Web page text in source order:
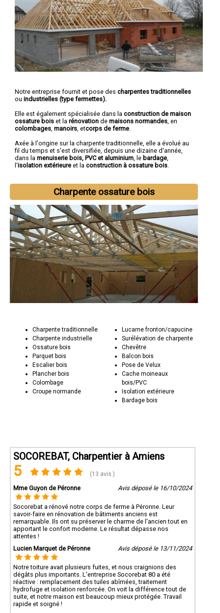
Notre entreprise fournit et pose des charpentes traditionnelles
ou industrielles (type fermettes).
Elle est également spécialisée dans la construction de maison
ossature bois et la rénovation de maisons normandes , en
colombages manoirs , etcorps de ferme
Axée à l'origine sur la charpente traditionnelle, elle a évolué au
fil du temps et s'est diversifiée, depuis une dizaine d'année,
dans la menuiserie bois, PVC et aluminium , le bardage
l'isolation extérieure et la construction à ossature bois
Charpente ossature bois
Charpente traditionnelle
Charpente industrielle
Ossature bois
Parquet bois
Escalier bois
Plancher bois
Colombage
Croupe normande
Lucarne fronton/capucine
Surélévation de charpente
Chevêtre
Balcon bois
Pose de Velux
Cache moineaux
bois/PVC
Isolation extérieure
Bardage bois
SOCOREBAT, Charpentier à Amiens
5 (13 avis )
Mme Guyon de Péronne Avis déposé le 16/10/2024
Socorebat a rénové notre corps de ferme à Péronne. Leur
savoir-faire en rénovation de bâtiments anciens est
remarquable. Ils ont su préserver le charme de l'ancien tout en
apportant le confort moderne. Le résultat dépasse nos
attentes !
Lucien Marquet de Péronne
Avis déposé le 13/11/2024
Notre toiture avait plusieurs fuites, et nous craignions des
dégâts plus importants. L'entreprise Socorebat 80 a été
réactive : remplacement des tuiles abîmées, traitement
hydrofuge et isolation renforcée. On voit la différence tout de
suite, et notre maison est beaucoup mieux protégée. Travail
rapide et soigné !